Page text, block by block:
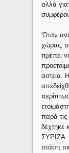
αλλά
'Οταν
χώρας,
πρέπει
αστεία.
παρά τις
δέχτηκε
ΣΥΡΙΖΑ.
στάση